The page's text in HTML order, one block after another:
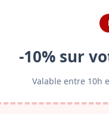
-10% sur
Valable entre 10h